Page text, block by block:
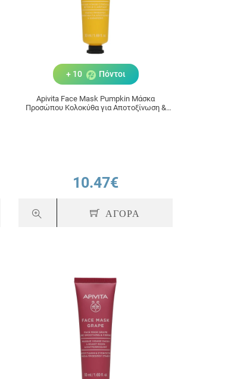
+ 10 Πόντοι
Apivita Face Mask Pumpkin Μάσκα
Προσώπου Κολοκύθα για Αποτοξίνωση &
10.47€
ΑΓΟΡΑ